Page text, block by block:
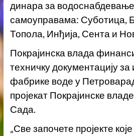
динара за
самоуправама: Суботица,
Топола, Инђија, Сента и
Покрајинска влада
техничку документацију
фабрике воде у
пројекат Покрајинске
Сада.
„Све започете пројекте